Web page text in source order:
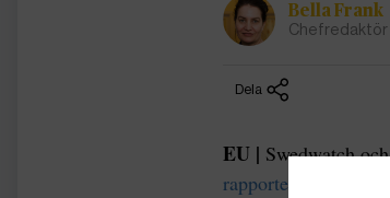
Bella Frank
Chefredaktör
Dela
EU | Swedwatch
rapporten A little